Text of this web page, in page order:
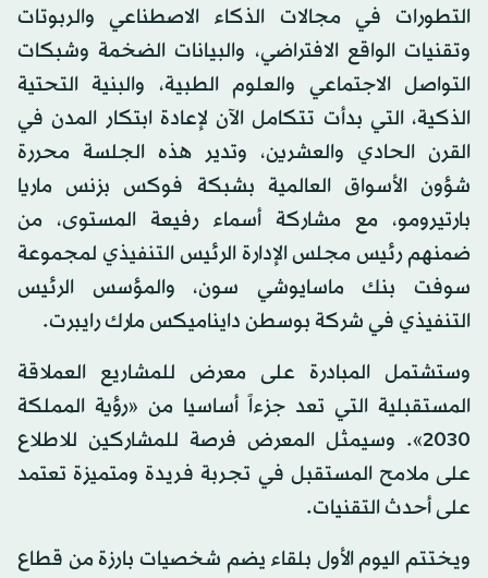
التطورات في مجالات الذكاء الاصطناعي والربوتات
وتقنيات الواقع الافتراضي، والبيانات الضخمة وشبكات
التواصل الاجتماعي والعلوم الطبية، والبنية التحتية
الذكية، التي بدأت تتكامل الآن لإعادة ابتكار المدن في
القرن الحادي والعشرين، وتدير هذه الجلسة محررة
شؤون الأسواق العالمية بشبكة فوكس بزنس ماريا
بارتيرومو، مع مشاركة أسماء رفيعة المستوى، من
ضمنهم رئيس مجلس الإدارة الرئيس التنفيذي لمجموعة
سوفت بنك ماسايوشي سون، والمؤسس الرئيس
التنفيذي في شركة بوسطن دايناميكس مارك رايبرت.
وستشتمل المبادرة على معرض للمشاريع العملاقة
المستقبلية التي تعد جزءاً أساسيا من «رؤية المملكة
2030». وسيمثل المعرض فرصة للمشاركين للاطلاع
على ملامح المستقبل في تجربة فريدة ومتميزة تعتمد
على أحدث التقنيات.
ويختتم اليوم الأول بلقاء يضم شخصيات بارزة من قطاع